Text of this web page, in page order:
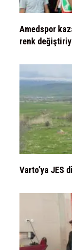
Amedspor
renk
Varto’ya JES